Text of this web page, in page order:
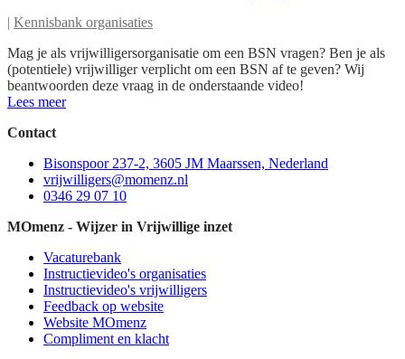
| Kennisbank organisaties
Mag je als vrijwilligersorganisatie om een BSN vragen? Ben je als
(potentiele) vrijwilliger verplicht om een BSN af te geven? Wij
beantwoorden deze vraag in de onderstaande video!
Lees meer
Contact
Bisonspoor 237-2, 3605 JM Maarssen, Nederland
vrijwilligers@momenz.nl
0346 29 07 10
MOmenz - Wijzer in Vrijwillige inzet
Vacaturebank
Instructievideo's organisaties
Instructievideo's vrijwilligers
Feedback op website
Website MOmenz
Compliment en klacht